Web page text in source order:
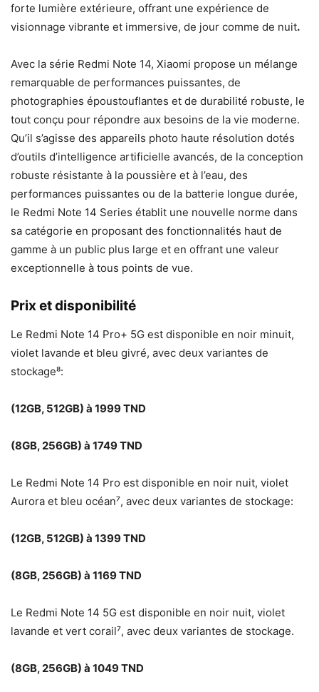
forte lumière extérieure, offrant une expérience de
visionnage vibrante et immersive, de jour comme de nuit.
Avec la série Redmi Note 14, Xiaomi propose un mélange
remarquable de performances puissantes, de
photographies époustouflantes et de durabilité robuste, le
tout conçu pour répondre aux besoins de la vie moderne.
Qu’il s’agisse des appareils photo haute résolution dotés
d’outils d’intelligence artificielle avancés, de la conception
robuste résistante à la poussière et à l’eau, des
performances puissantes ou de la batterie longue durée,
le Redmi Note 14 Series établit une nouvelle norme dans
sa catégorie en proposant des fonctionnalités haut de
gamme à un public plus large et en offrant une valeur
exceptionnelle à tous points de vue.
Prix et disponibilité
Le Redmi Note 14 Pro+ 5G est disponible en noir minuit,
violet lavande et bleu givré, avec deux variantes de
stockage⁸:
(12GB, 512GB) à 1999 TND
(8GB, 256GB) à 1749 TND
Le Redmi Note 14 Pro est disponible en noir nuit, violet
Aurora et bleu océan⁷, avec deux variantes de stockage:
(12GB, 512GB) à 1399 TND
(8GB, 256GB) à 1169 TND
Le Redmi Note 14 5G est disponible en noir nuit, violet
lavande et vert corail⁷, avec deux variantes de stockage.
(8GB, 256GB) à 1049 TND